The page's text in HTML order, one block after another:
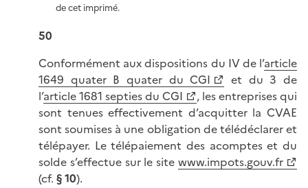
de cet imprimé.
50
Conformément aux dispositions du IV de l’article
1649 quater B quater du CGI
et du 3 de
l’article 1681 septies du CGI
, les entreprises qui
sont tenues effectivement d’acquitter la CVAE
sont soumises à une obligation de télédéclarer et
télépayer. Le télépaiement des acomptes et du
solde s’effectue sur le site www.impots.gouv.fr
(cf. § 10).